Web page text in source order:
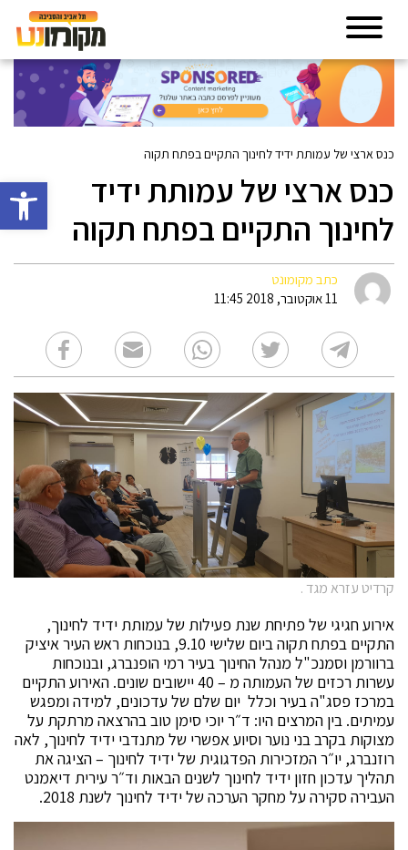
פתח
כנס ארצי של עמותת ידיד לחינוך התקיים בפתח תקוה
כנס ארצי של עמותת ידיד
לחינוך התקיים בפתח תקוה
כתב מקומונט
11 אוקטובר, 2018 11:45
קרדיט עזרא מגד .
אירוע חגיגי של פתיחת שנת פעילות של עמותת ידיד לחינוך,
התקיים בפתח תקוה ביום שלישי 9.10, בנוכחות ראש העיר איציק
ברוורמן וסמנכ"ל מנהל החינוך בעיר רמי הופנברג, ובנוכחות
עשרות רכזים של העמותה מ – 40 יישובים שונים. האירוע התקיים
במרכז פסג"ה בעיר וכלל יום שלם של עדכונים, למידה ומפגש
עמיתים. בין המרצים היו: ד״ר יוכי סימן טוב בהרצאה מרתקת על
מצוקות בקרב בני נוער וסיוע אפשרי של מתנדבי ידיד לחינוך, לאה
רוזנברג, יו״ר המזכירות הפדגוגית של ידיד לחינוך – הציגה את
תהליך עדכון חזון ידיד לחינוך לשנים הבאות וד״ר עירית דיאמנט
העבירה סקירה על מחקר הערכה של ידיד לחינוך לשנת 2018.